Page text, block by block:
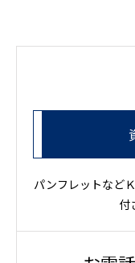
パンフレットなど
付